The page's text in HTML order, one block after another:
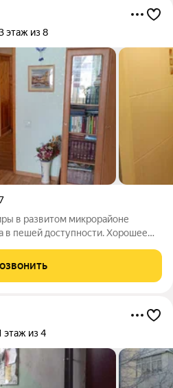
этаж из 8
в развитом микрорайоне
в пешей доступности. Хорошее
Торг возможен. Два
этаж из 4